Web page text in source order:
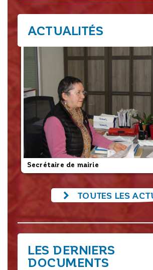
ACTUALITÉS
Secrétaire de mairie
TOUTES LES
LES DERNIERS
DOCUMENTS